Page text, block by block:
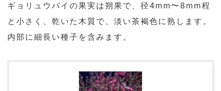
ギョリュウバイの果実は朔果で、径4mm〜8mm程
と小さく、乾いた木質で、淡い茶褐色に熟します。
内部に細長い種子を含みます。